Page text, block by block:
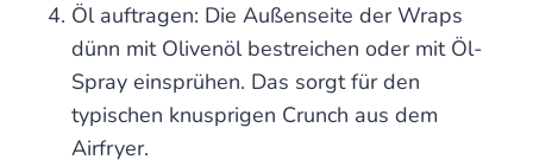
Öl auftragen: Die Außenseite der Wraps
dünn mit Olivenöl bestreichen oder mit Öl-
Spray einsprühen. Das sorgt für den
typischen knusprigen Crunch aus dem
Airfryer.